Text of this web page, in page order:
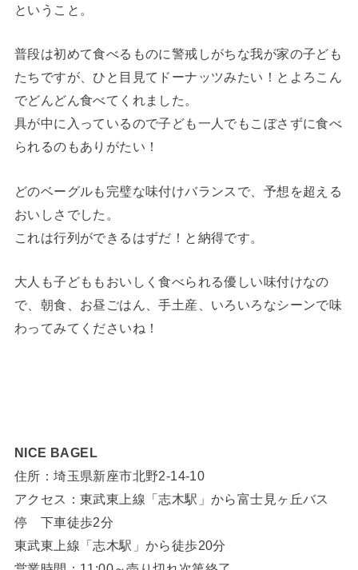
ということ。
普段は初めて食べるものに警戒しがちな我が家の子ども
たちですが、ひと目見てドーナッツみたい！とよろこん
でどんどん食べてくれました。
具が中に入っているので子ども一人でもこぼさずに食べ
られるのもありがたい！
どのベーグルも完璧な味付けバランスで、予想を超える
おいしさでした。
これは行列ができるはずだ！と納得です。
大人も子どももおいしく食べられる優しい味付けなの
で、朝食、お昼ごはん、手土産、いろいろなシーンで味
わってみてくださいね！
NICE BAGEL
住所：埼玉県新座市北野2-14-10
アクセス：東武東上線「志木駅」から富士見ヶ丘バス
停 下車徒歩2分
東武東上線「志木駅」から徒歩20分